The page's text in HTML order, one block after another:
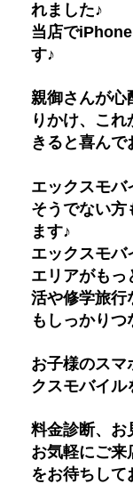
れました♪
当店で
す♪
親御さんが心
りかけ、こ
きると喜んで
エックスモバ
そうでない方
ます♪
エックスモバ
エリアがもっ
活や修学旅行
もしっかりつ
お子様のスマ
クスモバイル
料金診断、お
お気軽にご来
をお待ちし